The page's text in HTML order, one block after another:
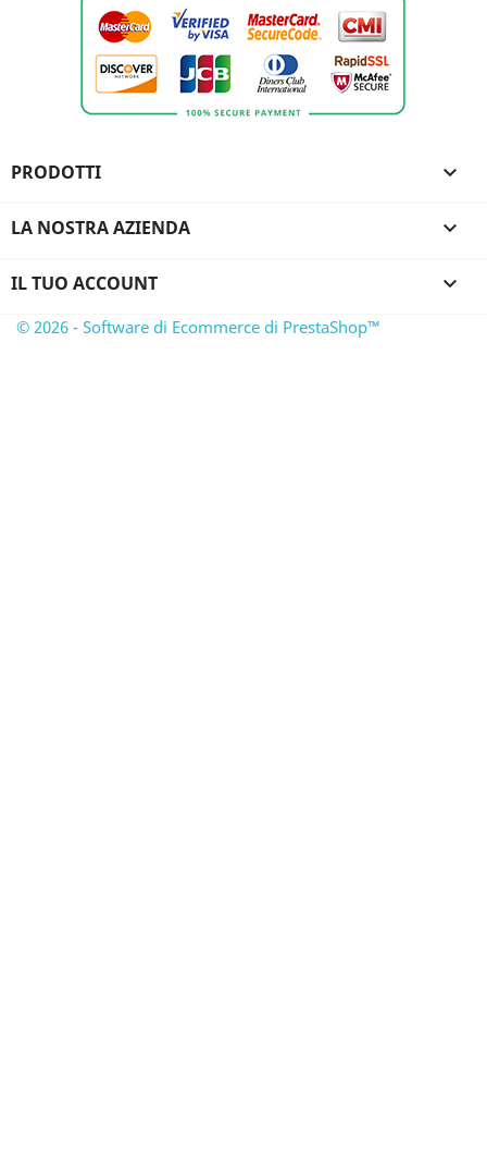
PRODOTTI 
LA NOSTRA AZIENDA 
IL TUO ACCOUNT 
© 2026 - Software di Ecommerce di PrestaShop™